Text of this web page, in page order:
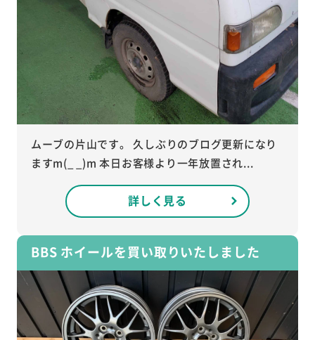
ムーブの片山です。 久しぶりのブログ更新になり
ますm(_ _)m 本日お客様より一年放置され...
詳しく見る
BBS ホイールを買い取りいたしました